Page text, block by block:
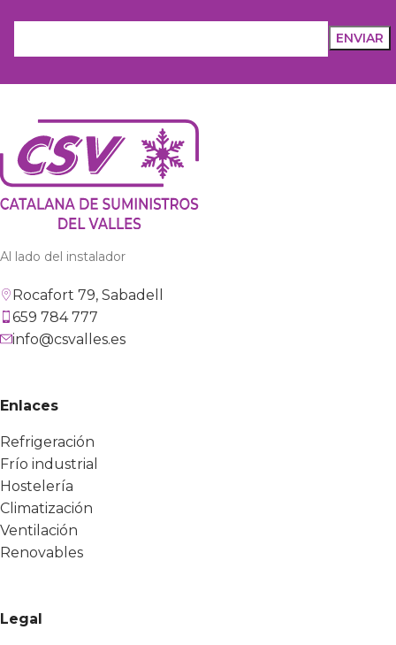
Al lado del instalador
Rocafort 79, Sabadell
659 784 777
info@csvalles.es
Enlaces
Refrigeración
Frío industrial
Hostelería
Climatización
Ventilación
Renovables
Legal